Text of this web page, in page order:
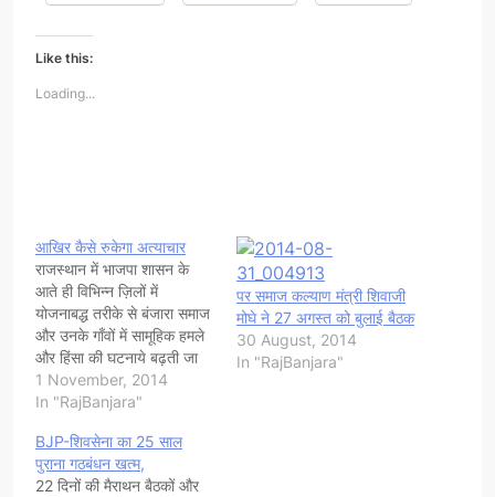
Like this:
Loading...
आखिर कैसे रुकेगा अत्याचार
राजस्थान में भाजपा शासन के
आते ही विभिन्न ज़िलों में
योजनाबद्ध तरीके से बंजारा समाज
और उनके गाँवों में सामूहिक हमले
और हिंसा की घटनाये बढ़ती जा
रही है ,,यह भाजपा की हताशा और
निराशा का परिणाम है इसके पूर्व
ढीकोला गाँव और अब अलवर…
1 November, 2014
In "RajBanjara"
पर समाज कल्याण मंत्री शिवाजी
मोघे ने 27 अगस्त को बुलाई बैठक
30 August, 2014
In "RajBanjara"
BJP-शिवसेना का 25 साल
पुराना गठबंधन खत्म,
22 दिनों की मैराथन बैठकों और